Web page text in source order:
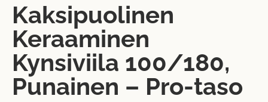
Kaksipuolinen
Keraaminen
Kynsiviila 100/180,
Punainen – Pro-taso